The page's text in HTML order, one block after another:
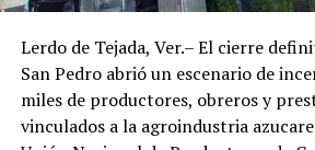
Lerdo de Tejada, Ver.– El cierre
San Pedro abrió un escenario de
miles de productores, obreros y
vinculados a la agroindustria